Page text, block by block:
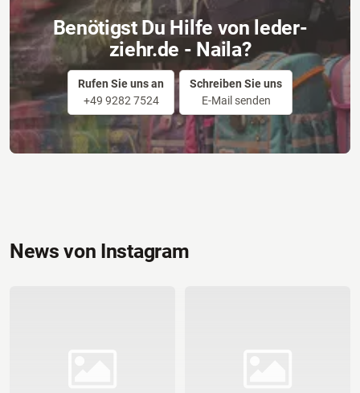
Benötigst Du Hilfe von leder-
ziehr.de - Naila?
Rufen Sie uns an
+49 9282 7524
Schreiben Sie uns
E-Mail senden
News von Instagram